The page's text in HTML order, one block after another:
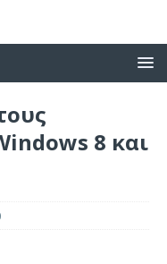
8 και